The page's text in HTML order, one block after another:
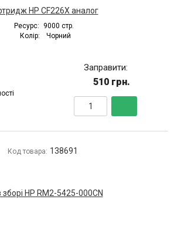
HP CF226X аналог
Ресурс:
9000 стр.
Колір:
Чорний
Заправити:
510 грн.
Код товара: 138691
зборі HP RM2-5425-000CN